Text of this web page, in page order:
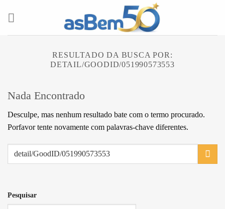
RESULTADO DA BUSCA POR:
DETAIL/GOODID/051990573553
Nada Encontrado
Desculpe, mas nenhum resultado bate com o termo procurado.
Porfavor tente novamente com palavras-chave diferentes.
Pesquisar